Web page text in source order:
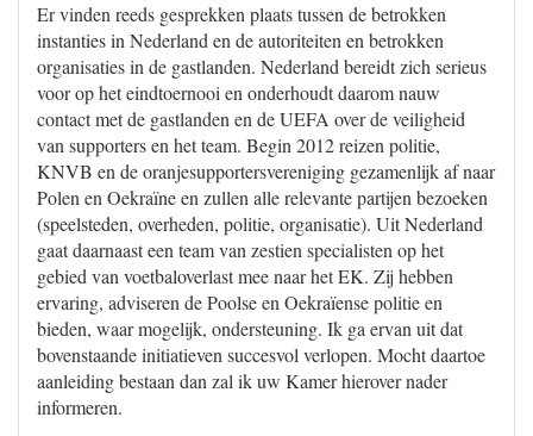
Er vinden reeds gesprekken plaats tussen de betrokken
instanties in Nederland en de autoriteiten en betrokken
organisaties in de gastlanden. Nederland bereidt zich serieus
voor op het eindtoernooi en onderhoudt daarom nauw
contact met de gastlanden en de UEFA over de veiligheid
van supporters en het team. Begin 2012 reizen politie,
KNVB en de oranjesupportersvereniging gezamenlijk af naar
Polen en Oekraïne en zullen alle relevante partijen bezoeken
(speelsteden, overheden, politie, organisatie). Uit Nederland
gaat daarnaast een team van zestien specialisten op het
gebied van voetbaloverlast mee naar het EK. Zij hebben
ervaring, adviseren de Poolse en Oekraïense politie en
bieden, waar mogelijk, ondersteuning. Ik ga ervan uit dat
bovenstaande initiatieven succesvol verlopen. Mocht daartoe
aanleiding bestaan dan zal ik uw Kamer hierover nader
informeren.